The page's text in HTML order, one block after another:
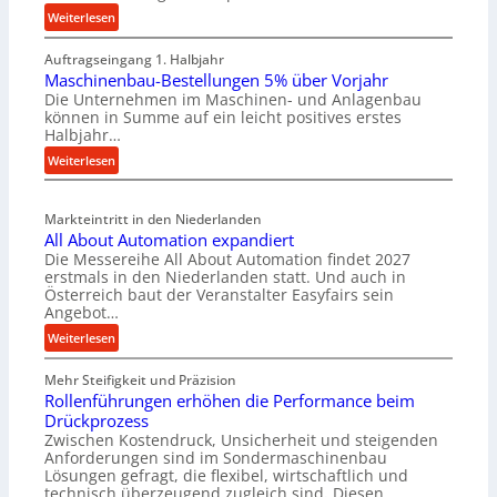
Weiterlesen:
M
a
t
e
r
i
a
l
e
r
s
o
u
n
g
e
n
t
s
Auftragseingang 1. Halbjahr
Maschinenbau-Bestellungen 5% über Vorjahr
Die Unternehmen im Maschinen- und Anlagenbau
können in Summe auf ein leicht positives erstes
Halbjahr…
Weiterlesen:
M
s
c
h
i
n
e
n
a
u
-
B
e
Markteintritt in den Niederlanden
All About Automation expandiert
Die Messereihe All About Automation findet 2027
erstmals in den Niederlanden statt. Und auch in
Österreich baut der Veranstalter Easyfairs sein
Angebot…
Weiterlesen:
A
l
l
A
b
o
u
Mehr Steifigkeit und Präzision
Rollenführungen erhöhen die Performance beim
Drückprozess
Zwischen Kostendruck, Unsicherheit und steigenden
Anforderungen sind im Sondermaschinenbau
Lösungen gefragt, die flexibel, wirtschaftlich und